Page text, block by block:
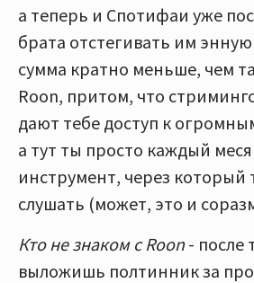
а теперь и Спотифаи уже
брата отстегивать им
сумма кратно меньше, чем
Roon, притом, что
дают тебе доступ к
а тут ты просто каждый
инструмент, через который
слушать (может, это и
Кто не знаком с Roon- после
выложишь полтинник за